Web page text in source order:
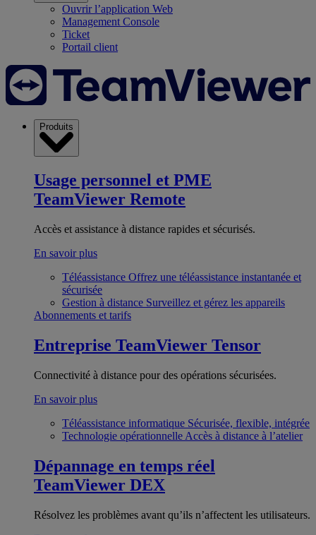
Ouvrir l’application Web
Management Console
Ticket
Portail client
Produits
Usage personnel et PME
TeamViewer Remote
Accès et assistance à distance rapides et sécurisés.
En savoir plus
Téléassistance Offrez une téléassistance instantanée et
sécurisée
Gestion à distance Surveillez et gérez les appareils
Abonnements et tarifs
Entreprise TeamViewer Tensor
Connectivité à distance pour des opérations sécurisées.
En savoir plus
Téléassistance informatique Sécurisée, flexible, intégrée
Technologie opérationnelle Accès à distance à l’atelier
Dépannage en temps réel
TeamViewer DEX
Résolvez les problèmes avant qu’ils n’affectent les utilisateurs.